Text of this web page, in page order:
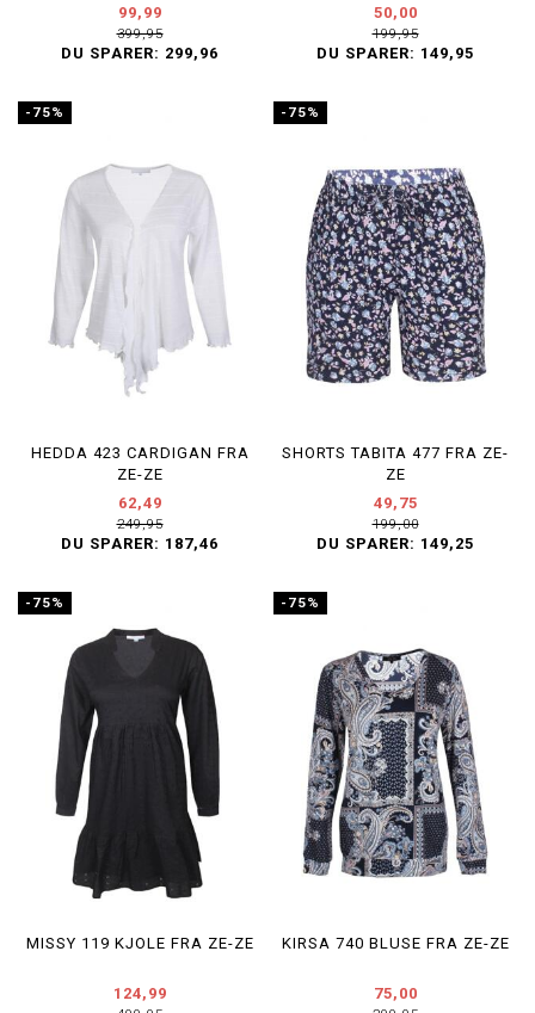
99,99
399,95
DU SPARER: 299,96
50,00
199,95
DU SPARER: 149,95
-75%
HEDDA 423 CARDIGAN FRA
ZE-ZE
62,49
249,95
DU SPARER: 187,46
-75%
SHORTS TABITA 477 FRA ZE-
ZE
49,75
199,00
DU SPARER: 149,25
-75%
MISSY 119 KJOLE FRA ZE-ZE
124,99
-75%
KIRSA 740 BLUSE FRA ZE-ZE
75,00